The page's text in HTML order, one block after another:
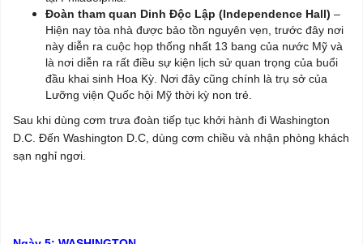
Đoàn tham quan Dinh Độc Lập (Independence Hall) –
Hiện nay tòa nhà được bảo tồn nguyên vẹn, trước đây nơi
này diễn ra cuộc họp thống nhất 13 bang của nước Mỹ và
là nơi diễn ra rất điều sự kiện lịch sử quan trọng của buổi
đầu khai sinh Hoa Kỳ. Nơi đây cũng chính là trụ sở của
Lưỡng viện Quốc hội Mỹ thời kỳ non trẻ.
Sau khi dùng cơm trưa đoàn tiếp tục khởi hành đi Washington
D.C. Đến Washington D.C, dùng cơm chiều và nhận phòng khách
sạn nghỉ ngơi.